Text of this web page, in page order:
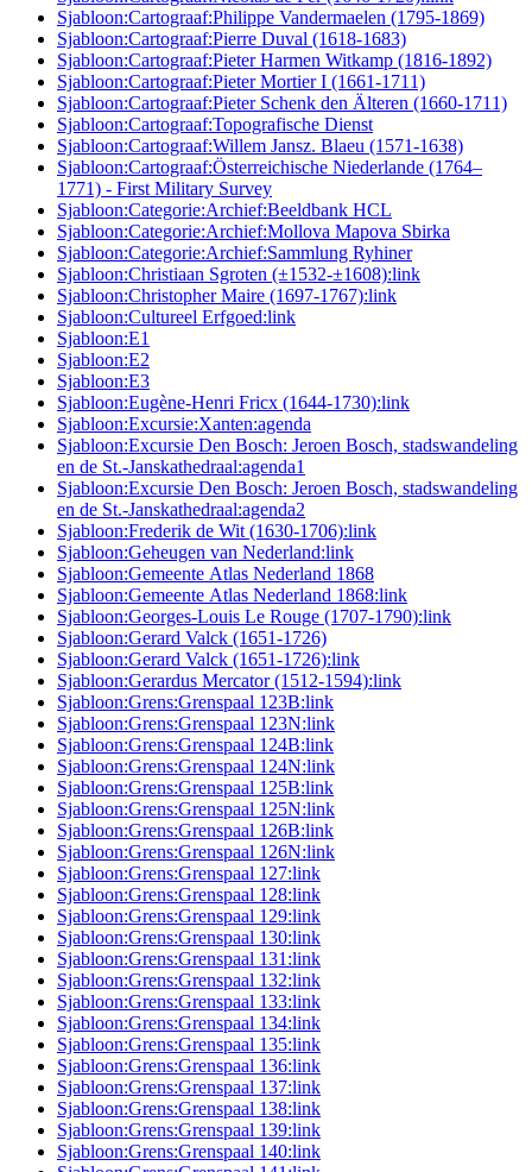
Sjabloon:Cartograaf:Philippe Vandermaelen (1795-1869)
Sjabloon:Cartograaf:Pierre Duval (1618-1683)
Sjabloon:Cartograaf:Pieter Harmen Witkamp (1816-1892)
Sjabloon:Cartograaf:Pieter Mortier I (1661-1711)
Sjabloon:Cartograaf:Pieter Schenk den Älteren (1660-1711)
Sjabloon:Cartograaf:Topografische Dienst
Sjabloon:Cartograaf:Willem Jansz. Blaeu (1571-1638)
Sjabloon:Cartograaf:Österreichische Niederlande (1764–
1771) - First Military Survey
Sjabloon:Categorie:Archief:Beeldbank HCL
Sjabloon:Categorie:Archief:Mollova Mapova Sbirka
Sjabloon:Categorie:Archief:Sammlung Ryhiner
Sjabloon:Christiaan Sgroten (±1532-±1608):link
Sjabloon:Christopher Maire (1697-1767):link
Sjabloon:Cultureel Erfgoed:link
Sjabloon:E1
Sjabloon:E2
Sjabloon:E3
Sjabloon:Eugène-Henri Fricx (1644-1730):link
Sjabloon:Excursie:Xanten:agenda
Sjabloon:Excursie Den Bosch: Jeroen Bosch, stadswandeling
en de St.-Janskathedraal:agenda1
Sjabloon:Excursie Den Bosch: Jeroen Bosch, stadswandeling
en de St.-Janskathedraal:agenda2
Sjabloon:Frederik de Wit (1630-1706):link
Sjabloon:Geheugen van Nederland:link
Sjabloon:Gemeente Atlas Nederland 1868
Sjabloon:Gemeente Atlas Nederland 1868:link
Sjabloon:Georges-Louis Le Rouge (1707-1790):link
Sjabloon:Gerard Valck (1651-1726)
Sjabloon:Gerard Valck (1651-1726):link
Sjabloon:Gerardus Mercator (1512-1594):link
Sjabloon:Grens:Grenspaal 123B:link
Sjabloon:Grens:Grenspaal 123N:link
Sjabloon:Grens:Grenspaal 124B:link
Sjabloon:Grens:Grenspaal 124N:link
Sjabloon:Grens:Grenspaal 125B:link
Sjabloon:Grens:Grenspaal 125N:link
Sjabloon:Grens:Grenspaal 126B:link
Sjabloon:Grens:Grenspaal 126N:link
Sjabloon:Grens:Grenspaal 127:link
Sjabloon:Grens:Grenspaal 128:link
Sjabloon:Grens:Grenspaal 129:link
Sjabloon:Grens:Grenspaal 130:link
Sjabloon:Grens:Grenspaal 131:link
Sjabloon:Grens:Grenspaal 132:link
Sjabloon:Grens:Grenspaal 133:link
Sjabloon:Grens:Grenspaal 134:link
Sjabloon:Grens:Grenspaal 135:link
Sjabloon:Grens:Grenspaal 136:link
Sjabloon:Grens:Grenspaal 137:link
Sjabloon:Grens:Grenspaal 138:link
Sjabloon:Grens:Grenspaal 139:link
Sjabloon:Grens:Grenspaal 140:link